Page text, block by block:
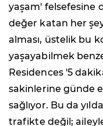
yaşam' felsefesine
değer katan her
alması, üstelik bu
yaşayabilmek
Residences '5
sakinlerine günde
sağlıyor. Bu da
trafikte değil;